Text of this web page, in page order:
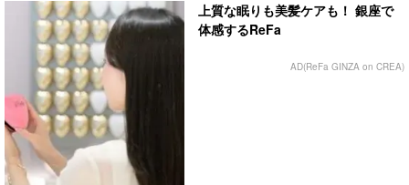
上質な眠りも美髪ケアも！ 銀座で
体感するReFa
AD(ReFa GINZA on CREA)